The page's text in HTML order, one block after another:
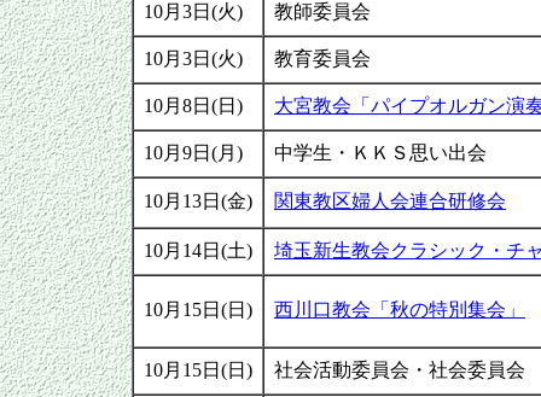
10月3日(火) 教師委員会
10月3日(火) 教育委員会
10月8日(日) 大宮教会「パイプオルガン演
10月9日(月) 中学生・ＫＫＳ思い出会
10月13日(金) 関東教区婦人会連合研修会
10月14日(土) 埼玉新生教会クラシック・チ
10月15日(日) 西川口教会「秋の特別集会」
10月15日(日) 社会活動委員会・社会委員会